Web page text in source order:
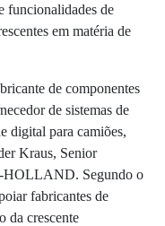
funcionalidades de
em matéria de
de componentes
de sistemas de
digital para camiões,
Kraus, Senior
HOLLAND. Segundo o
fabricantes de
da crescente